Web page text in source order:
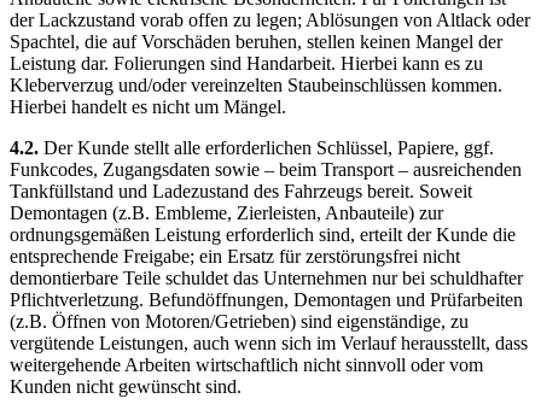
der Lackzustand vorab offen zu legen; Ablösungen von Altlack oder
Spachtel, die auf Vorschäden beruhen, stellen keinen Mangel der
Leistung dar. Folierungen sind Handarbeit. Hierbei kann es zu
Kleberverzug und/oder vereinzelten Staubeinschlüssen kommen.
Hierbei handelt es nicht um Mängel.
4.2. Der Kunde stellt alle erforderlichen Schlüssel, Papiere, ggf.
Funkcodes, Zugangsdaten sowie – beim Transport – ausreichenden
Tankfüllstand und Ladezustand des Fahrzeugs bereit. Soweit
Demontagen (z.B. Embleme, Zierleisten, Anbauteile) zur
ordnungsgemäßen Leistung erforderlich sind, erteilt der Kunde die
entsprechende Freigabe; ein Ersatz für zerstörungsfrei nicht
demontierbare Teile schuldet das Unternehmen nur bei schuldhafter
Pflichtverletzung. Befundöffnungen, Demontagen und Prüfarbeiten
(z.B. Öffnen von Motoren/Getrieben) sind eigenständige, zu
vergütende Leistungen, auch wenn sich im Verlauf herausstellt, dass
weitergehende Arbeiten wirtschaftlich nicht sinnvoll oder vom
Kunden nicht gewünscht sind.